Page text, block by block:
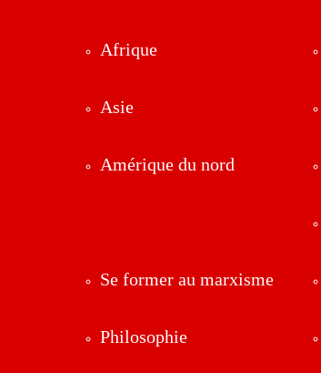
Afrique
Asie
Amérique du nord
Se former au marxisme
Philosophie